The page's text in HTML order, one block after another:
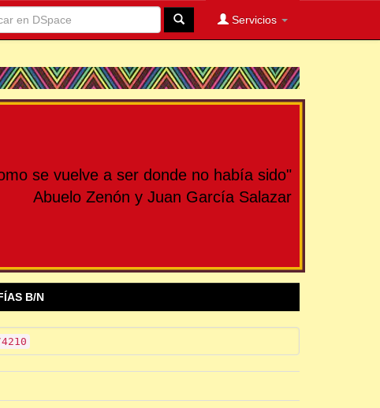
Servicios
se vuelve a ser donde no había sido"
Abuelo Zenón y Juan García Salazar
B/N